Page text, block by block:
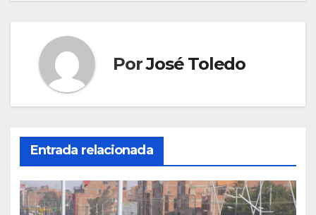
PorJosé Toledo
Entrada relacionada